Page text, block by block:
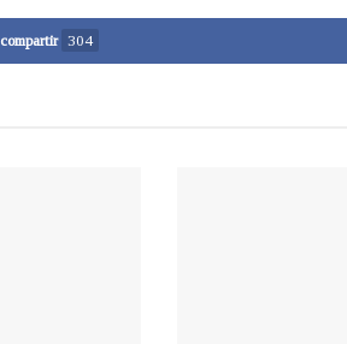
compartir 304